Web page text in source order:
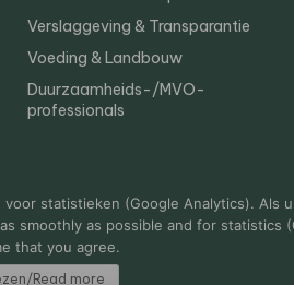
Verslaggeving & Transparantie
Voeding & Landbouw
Duurzaamheids-/MVO-
professionals
statistieken (Google Analytics). Als
smoothly as possible and for statistics
that you agree.
Read more